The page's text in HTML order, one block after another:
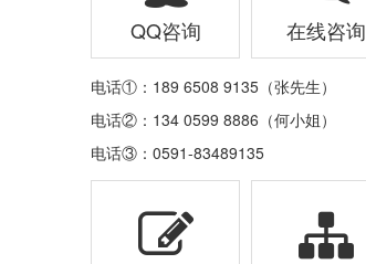
QQ咨询 在线咨询
电话①：189 6508 9135（张先生）
电话②：134 0599 8886（何小姐）
电话③：0591-83489135